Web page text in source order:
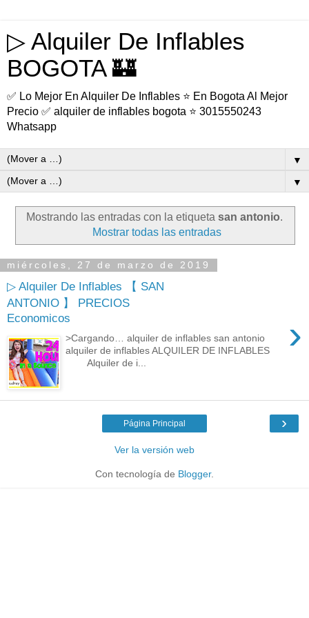
▷ Alquiler De Inflables
BOGOTA 🏰
✅ Lo Mejor En Alquiler De Inflables ⭐ En Bogota Al Mejor
Precio ✅ alquiler de inflables bogota ⭐ 3015550243
Whatsapp
▼
▼
Mostrando las entradas con la etiqueta san antonio.
Mostrar todas las entradas
miércoles, 27 de marzo de 2019
▷ Alquiler De Inflables 【 SAN
ANTONIO 】 PRECIOS
Economicos
›
>Cargando… alquiler de inflables san antonio
alquiler de inflables ALQUILER DE INFLABLES
Alquiler de i...
›
Página Principal
Ver la versión web
Con tecnología de Blogger.